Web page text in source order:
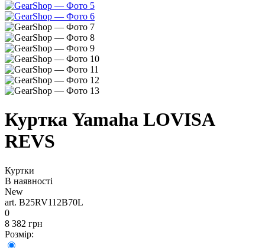
Куртка Yamaha LOVISA
REVS
Куртки
В наявності
New
art. B25RV112B70L
0
8 382 грн
Розмір: